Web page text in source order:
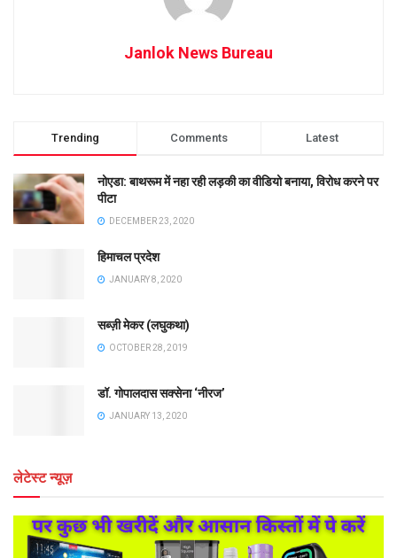
Janlok News Bureau
Trending Comments Latest
नोएडा: बाथरूम में नहा रही लड़की का वीडियो बनाया, विरोध करने पर
पीटा
DECEMBER 23, 2020
हिमाचल प्रदेश
JANUARY 8, 2020
सब्ज़ी मेकर (लघुकथा)
OCTOBER 28, 2019
डॉ. गोपालदास सक्सेना ‘नीरज’
JANUARY 13, 2020
लेटेस्ट न्यूज़